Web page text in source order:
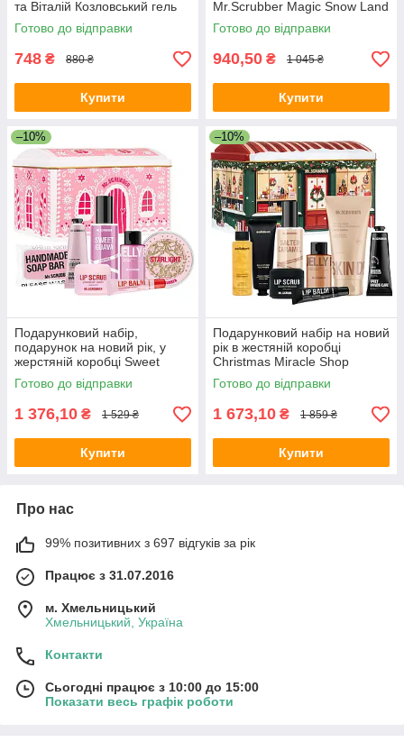
та Віталій Козловський гель
для душу+лосьйон+піна для
ванни
Готово до відправки
748 ₴ 880 ₴
Купити
Mr.Scrubber Magic Snow Land
Christmas Gift з 5-ти позицій
Готово до відправки
940,50 ₴ 1 045 ₴
Купити
–10%
Подарунковий набір,
подарунок на новий рік, у
жерстяній коробці Sweet
Candy House Mr.Scrubber
Christmas Gift - з 7-ми
позицій
Готово до відправки
1 376,10 ₴ 1 529 ₴
Купити
–10%
Подарунковий набір на новий
рік в жестяній коробці
Christmas Miracle Shop
Mr.SCRUBBER Christmas Gift
з 8-ми позицій
Готово до відправки
1 673,10 ₴ 1 859 ₴
Купити
Про нас
99% позитивних з 697 відгуків за рік
Працює з 31.07.2016
м. Хмельницький
Хмельницький, Україна
Контакти
Сьогодні працює з 10:00 до 15:00
Показати весь графік роботи